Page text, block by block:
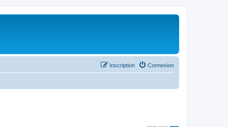
Connexion
Inscription